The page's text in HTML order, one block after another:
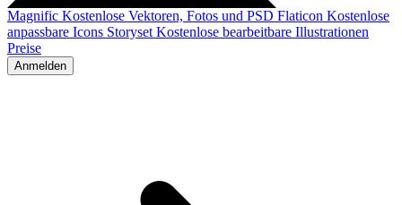
Magnific Kostenlose Vektoren, Fotos und PSD Flaticon Kostenlose
anpassbare Icons Storyset Kostenlose bearbeitbare Illustrationen
Preise
Anmelden